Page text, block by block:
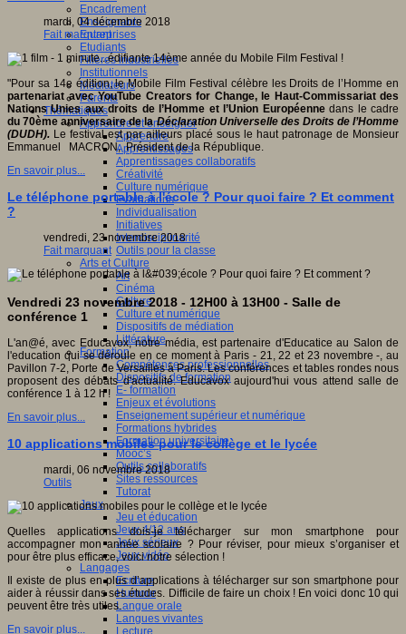
Encadrement
Enseignants
Entreprises
Etudiants
Filières industrielles
Institutionnels
Médiateurs
Parents
Thématiques
Apprendre et enseigner
Apprendre
Apprentissages
Apprentissages collaboratifs
Créativité
Culture numérique
Evaluations
Individualisation
Initiatives
Interdisciplinarité
Outils pour la classe
Arts et Culture
Art
Cinéma
Culture
Culture et numérique
Dispositifs de médiation
Littérature
Formation
Compétences professionnelles
Dispositifs de formation
E- formation
Enjeux et évolutions
Enseignement supérieur et numérique
Formations hybrides
Formation universitaire
Mooc’s
Outils collaboratifs
Sites ressources
Tutorat
Jeux
Jeu et éducation
Jeux 4/12 ans
Jeux sérieux
Jeux vidéo
Langages
Ecriture
Humour
Langue orale
Langues vivantes
Lecture
mardi, 04 décembre 2018
Fait marquant
"Pour sa 14e édition, le Mobile Film Festival célèbre les Droits de l’Homme en
partenariat avec YouTube Creators for Change, le Haut-Commissariat des
NationsUnies aux droits de l’Homme et l’Union Européennedans le cadre
du 70ème anniversaire de laDéclaration Universelle des Droits de l’Homme
(DUDH). Le festival est par ailleurs placé sous le haut patronage de Monsieur
Emmanuel MACRON, Président de la République.
En savoir plus...
Le téléphone portable à l'école ? Pour quoi faire ? Et comment
?
vendredi, 23 novembre 2018
Fait marquant
Vendredi 23 novembre 2018 - 12H00 à 13H00 - Salle de
conférence 1
L'an@é, avec Educavox, notre média, est partenaire d'Educatice au Salon de
l'education qui se déroule en ce moment à Paris - 21, 22 et 23 novembre -, au
Pavillon 7-2, Porte de Versailles à Paris. Les conférences et tables rondes nous
proposent des débats d'actualité. Educavox aujourd'hui vous attend salle de
conférence 1 à 12 h !
En savoir plus...
10 applications mobiles pour le collège et le lycée
mardi, 06 novembre 2018
Outils
Quelles applications dois-je télécharger sur mon smartphone pour
accompagner mon année scolaire ? Pour réviser, pour mieux s’organiser et
pour être plus efficace, voici notre sélection !
Il existe de plus en plus d’applications à télécharger sur son smartphone pour
aider à réussir dans ses études. Difficile de faire un choix ! En voici donc 10 qui
peuvent être très utiles.
En savoir plus...